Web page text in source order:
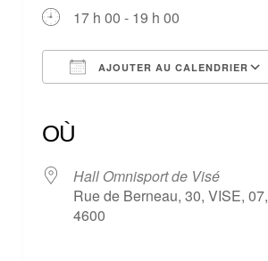
17 h 00 - 19 h 00
AJOUTER AU CALENDRIER
OÙ
Hall Omnisport de Visé
Rue de Berneau, 30, VISE, 07,
4600